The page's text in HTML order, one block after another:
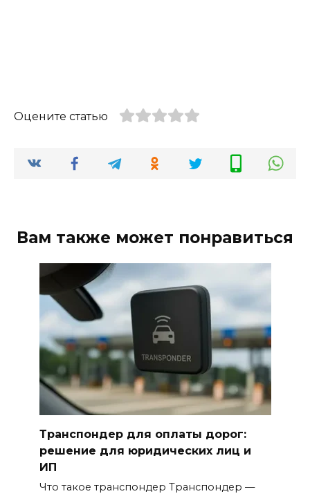
Оцените статью
Вам также может понравиться
Транспондер для оплаты дорог:
решение для юридических лиц и
ИП
Что такое транспондер Транспондер —